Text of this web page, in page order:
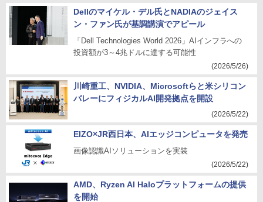
Dellのマイケル・デル氏とNADIAのジェイス
ン・ファン氏が基調講演でアピール
「Dell Technologies World 2026」AIインフラへの
投資額が3～4兆ドルに達する可能性
(2026/5/26)
川崎重工、NVIDIA、Microsoftらと米シリコン
バレーにフィジカルAI開発拠点を開設
(2026/5/22)
EIZO×JR西日本、AIエッジコンピュータを発売
画像認識AIソリューションを実装
(2026/5/22)
AMD、Ryzen AI Haloプラットフォームの提供
を開始